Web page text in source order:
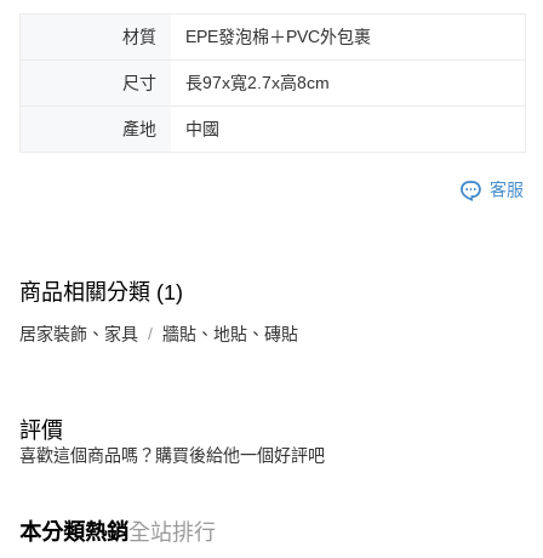
材質 EPE發泡棉＋PVC外包裹
尺寸 長97x寬2.7x高8cm
產地 中國
客服
商品相關分類 (1)
居家裝飾、家具 牆貼、地貼、磚貼
評價
喜歡這個商品嗎？購買後給他一個好評吧
本分類熱銷全站排行